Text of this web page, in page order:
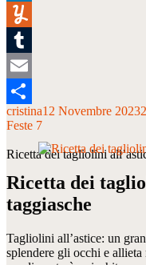
LinkedIn
Yummly
Tumblr
Email
Condividi
cristina12 Novembre 2023
Feste 7
Ricetta dei tagliolini
Ricetta dei
taggiasche
Tagliolini all’astice: un
splendere gli occhi e